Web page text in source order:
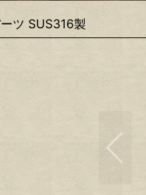
ツ SUS316製